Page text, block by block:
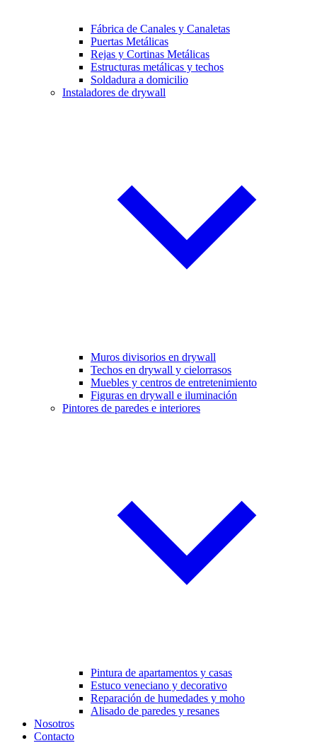
Fábrica de Canales y Canaletas
Puertas Metálicas
Rejas y Cortinas Metálicas
Estructuras metálicas y techos
Soldadura a domicilio
Instaladores de drywall
Muros divisorios en drywall
Techos en drywall y cielorrasos
Muebles y centros de entretenimiento
Figuras en drywall e iluminación
Pintores de paredes e interiores
Pintura de apartamentos y casas
Estuco veneciano y decorativo
Reparación de humedades y moho
Alisado de paredes y resanes
Nosotros
Contacto